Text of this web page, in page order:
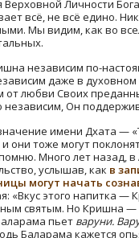
Верховной Личности
всё, не всё едино.
Мы видим, как во
независим по-
даже в
от любви Своих
независим, Он
имени Дхата —
они тоже могут
Много лет назад,
услышав, как в
могут начать
«Вкус этого напитка
святым. Но Кришна —
пьет варуни.
Баларама кажется